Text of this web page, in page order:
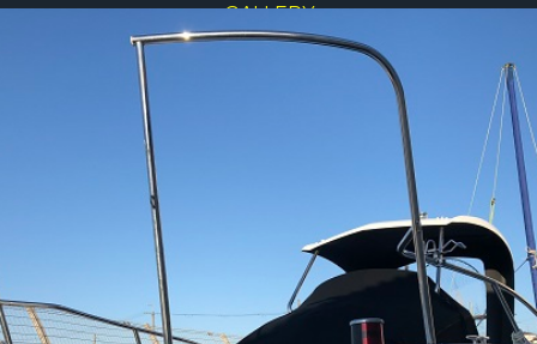
GALLERY